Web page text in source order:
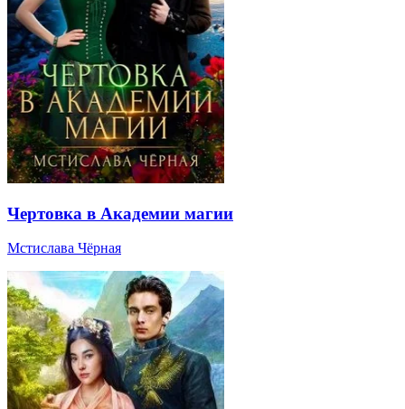
Чертовка в Академии магии
Мстислава Чёрная